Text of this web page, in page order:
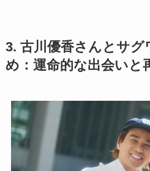
3. 古川優香さんとサグ
め：運命的な出会いと